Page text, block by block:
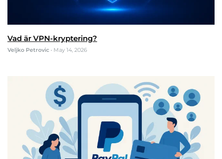
Vad är VPN-kryptering?
Veljko Petrovic • May 14, 2026